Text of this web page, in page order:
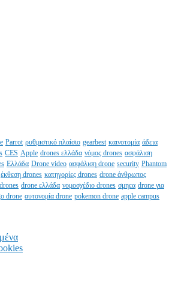
Parrot ρυθμιστικό πλαίσιο gearbest καινοτομία άδεια
CES Apple drones ελλάδα νόμος drones ασφάλιση
Ελλάδα Drone video ασφάλιση drone security Phantom
έκθεση drones κατηγορίες drones drone άνθρωπος
drone ελλάδα νομοσχέδιο drones σμηεα drone για
drone αυτονομία drone pokemon drone apple campus